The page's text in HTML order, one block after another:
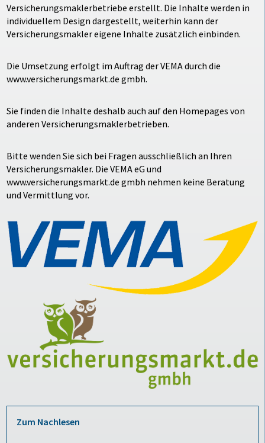
Versicherungsmaklerbetriebe erstellt. Die Inhalte werden in
individuellem Design dargestellt, weiterhin kann der
Versicherungsmakler eigene Inhalte zusätzlich einbinden.
Die Umsetzung erfolgt im Auftrag der VEMA durch die
www.versicherungsmarkt.de gmbh.
Sie finden die Inhalte deshalb auch auf den Homepages von
anderen Versicherungsmaklerbetrieben.
Bitte wenden Sie sich bei Fragen ausschließlich an Ihren
Versicherungsmakler. Die VEMA eG und
www.versicherungsmarkt.de gmbh nehmen keine Beratung
und Vermittlung vor.
Zum Nachlesen